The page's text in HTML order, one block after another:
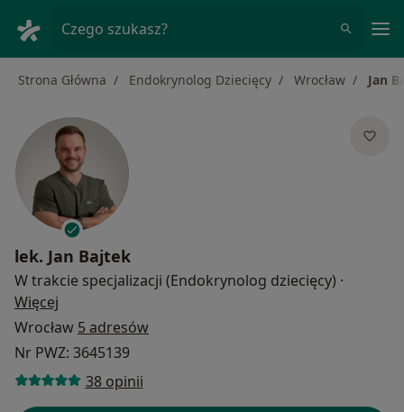
Czego szukasz?
Strona Główna Endokrynolog Dziecięcy Wrocław Jan
lek. Jan Bajtek
W trakcie specjalizacji (Endokrynolog dziecięcy) ·
Więcej
Wrocław 5 adresów
Nr PWZ: 3645139
38 opinii